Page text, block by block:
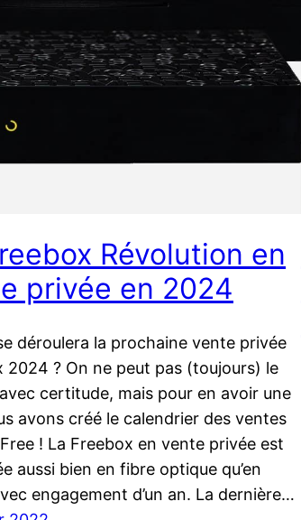
Révolution en
privée en 2024
déroulera la prochaine vente privée
2024 ? On ne peut pas (toujours) le
certitude, mais pour en avoir une
avons créé le calendrier des ventes
! La Freebox en vente privée est
aussi bien en fibre optique qu’en
engagement d’un an. La dernière…